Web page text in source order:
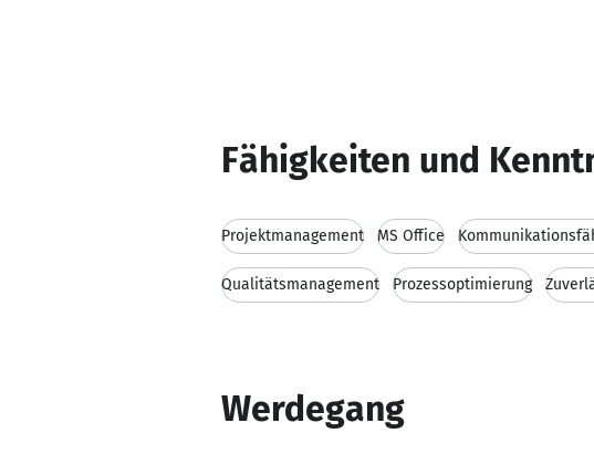
Fähigkeiten und
Projektmanagement MS Office
Qualitätsmanagement Prozessoptimierung
Werdegang